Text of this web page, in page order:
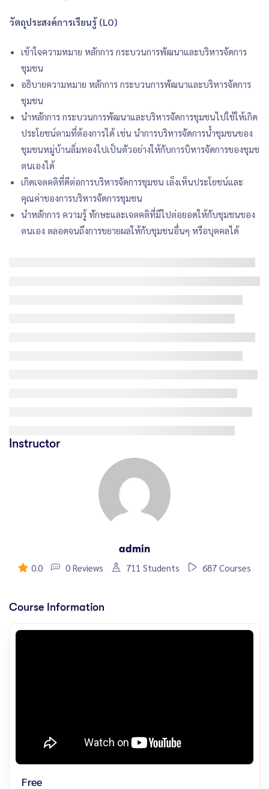
วัตถุประสงค์การเรียนรู้ (LO)
เข้าใจความหมาย หลักการ กระบวนการพัฒนาและบริหารจัดการ
ชุมชน
อธิบายความหมาย หลักการ กระบวนการพัฒนาและบริหารจัดการ
ชุมชน
นำหลักการ กระบวนการพัฒนาและบริหารจัดการชุมชนไปใช้ให้เกิด
ประโยชน์ตามที่ต้องการได้ เช่น นำการบริหารจัดการน้ำชุมชนของ
ชุมชนหมู่บ้านลิ่มทองไปเป็นตัวอย่างให้กับการบิหารจัดการของชุมช
ตนเองได้
เกิดเจตคติที่ดีต่อการบริหารจัดการชุมชน เล็งเห็นประโยชน์และ
คุณค่าของการบริหารจัดการชุมชน
นำหลักการ ความรู้ ทักษะและเจตคติที่มีไปต่อยอดให้กับชุมชนของ
ตนเอง ตลอดจนถึงการขยายผลให้กับชุมชนอื่นๆ หรือบุคคลได้
Instructor
admin
0.0
0 Reviews 711 Students 687 Courses
Course Information
Free